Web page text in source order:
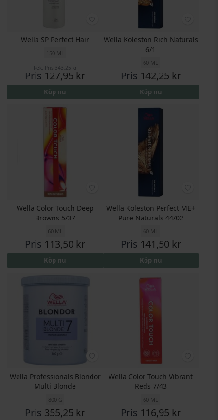
Wella SP Perfect Hair
150 ML
Rek. Pris 343,25 kr
Pris 127,95 kr
Köp nu
Wella Koleston Rich Naturals
6/1
60 ML
Pris 142,25 kr
Köp nu
Wella Color Touch Deep
Browns 5/37
60 ML
Pris 113,50 kr
Köp nu
Wella Koleston Perfect ME+
Pure Naturals 44/02
60 ML
Pris 141,50 kr
Köp nu
Wella Professionals Blondor
Multi Blonde
800 G
Pris 355,25 kr
Wella Color Touch Vibrant
Reds 7/43
60 ML
Pris 116,95 kr